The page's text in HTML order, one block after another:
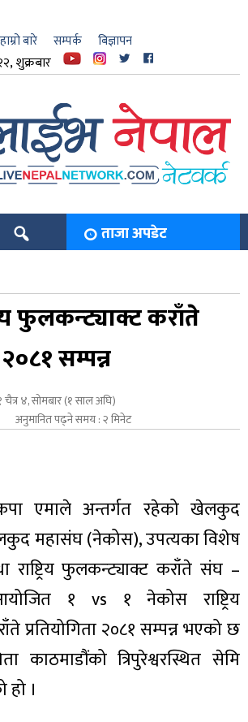
हाम्रो बारे सम्पर्क बिज्ञापन
शुक्रबार
ताजा अपडेट
फुलकन्ट्याक्ट कराँते
सम्पन्न
४, सोमबार (१ साल अघि)
अनुमानित पढ्ने समय : २ मिनेट
एमाले अन्तर्गत रहेको खेलकुद
महासंघ (नेकोस), उपत्यका विशेष
राष्ट्रिय फुलकन्ट्याक्ट कराँते संघ –
१ vs १ नेकोस राष्ट्रिय
प्रतियोगिता २०८१ सम्पन्न भएको छ
काठमाडौंको त्रिपुरेश्वरस्थित सेमि
।